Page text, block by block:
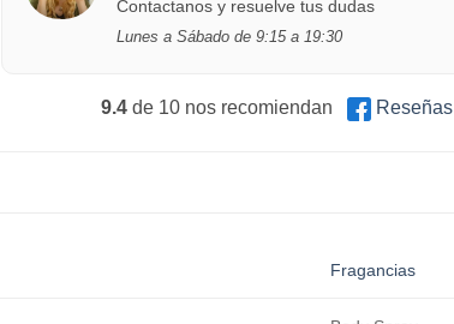
Contactanos y resuelve tus dudas
Lunes a Sábado de 9:15 a 19:30
9.4de 10 nos recomiendan Reseñas
Fragancias